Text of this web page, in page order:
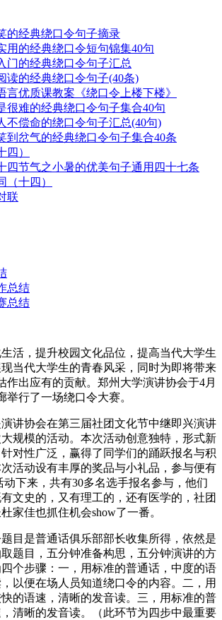
的经典绕口令句子摘录
用的经典绕口令短句锦集40句
门的经典绕口令句子汇总
读的经典绕口令句子(40条)
言优质课教案《绕口令上楼下楼》
很难的经典绕口令句子集合40句
不偿命的绕口令句子汇总(40句)
到岔气的经典绕口令句子集合40条
四）
四节气之小暑的优美句子通用四十七条
（十四）
联
总结
总结
活，提升校园文化品位，提高当代大学生
当代大学生的青春风采，同时为即将带来
作出应有的贡献。郑州大学演讲协会于4月
举行了一场绕口令大赛。
讲协会在第三届社团文化节中继即兴演讲
规模的活动。本次活动创意独特，形式新
对性广泛，赢得了同学们的踊跃报名与积
活动设有丰厚的奖品与小礼品，参与便有
下来，共有30多名选手报名参与，他们
文史的，又有理工的，还有医学的，社团
家佳也抓住机会show了一番。
目是普通话俱乐部部长收集所得，依然是
题目，五分钟准备构思，五分钟演讲的方
个步骤：一，用标准的普通话，中度的语
以便在场人员知道绕口令的内容。二，用
的语速，清晰的发音读。三，用标准的普
清晰的发音读。（此环节为四步中最重要